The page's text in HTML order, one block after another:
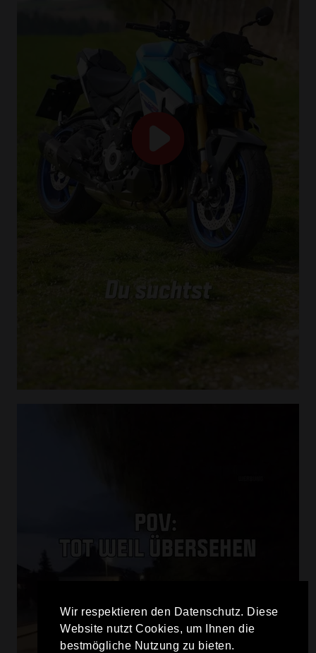
Wir respektieren den Datenschutz. Diese
Website nutzt Cookies, um Ihnen die
bestmögliche Nutzung zu bieten.